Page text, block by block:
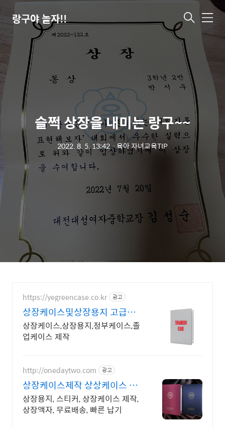
랑구야 놀자!! 메
뉴
슬쩍 상장을 내미는 랑구~~
2022. 8. 5. 13:42ㆍ육아 자녀교육TIP
https://yegreencase.co.kr 광고
상장케이스및상장용지 고급스
러운 차별화된 디자인
상장케이스,상장용지,정부케이스,졸
업케이스 제작
http://onedaytwo.com 광고
상장케이스제작 상상케이스 상
장용지 제작 전문
상장용지, 스티커, 상장케이스 제작,
상장액자, 무료배송, 빠른 납기